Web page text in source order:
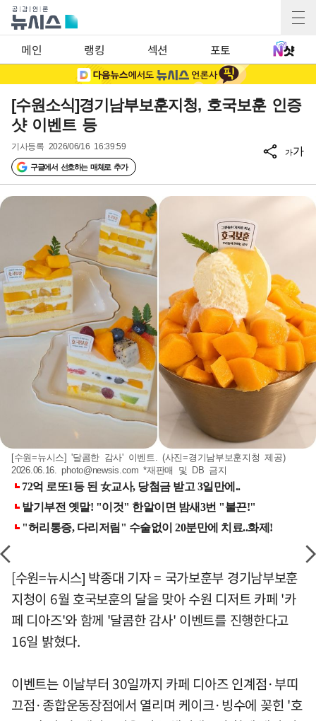
메인 랭킹 섹션 포토
[수원소식]경기남부보훈지청, 호국보훈 인증
샷 이벤트 등
기사등록 2026/06/16 16:39:59
구글에서 선호하는 매체로 추가
가가
[수원=뉴시스] '달콤한 감사' 이벤트. (사진=경기남부보훈지청 제공)
2026.06.16.photo@newsis.com *재판매 및 DB 금지
[수원=뉴시스] 박종대 기자 = 국가보훈부 경기남부보훈
지청이 6월 호국보훈의 달을 맞아 수원 디저트 카페 '카
페 디아즈'와 함께 '달콤한 감사' 이벤트를 진행한다고
16일 밝혔다.
이벤트는 이날부터 30일까지 카페 디아즈 인계점·부띠
끄점·종합운동장점에서 열리며 케이크·빙수에 꽂힌 '호